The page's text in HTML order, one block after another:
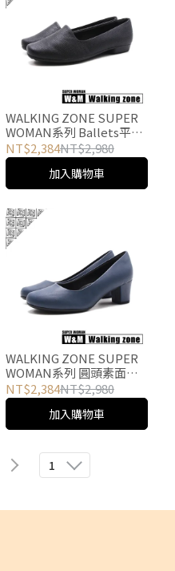
WALKING ZONE SUPER
WOMAN系列 Ballets平底
鞋 女鞋-格黑
NT$2,384NT$2,980
加入購物車
WALKING ZONE SUPER
WOMAN系列 圓頭素面女
仕中跟鞋 女鞋-丈藍
NT$2,384NT$2,980
加入購物車
1